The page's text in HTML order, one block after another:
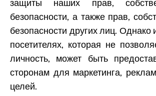
защиты наших прав,
безопасности, а также прав,
безопасности других лиц.
посетителях, которая не
личность, может быть
сторонам для маркетинга,
целей.